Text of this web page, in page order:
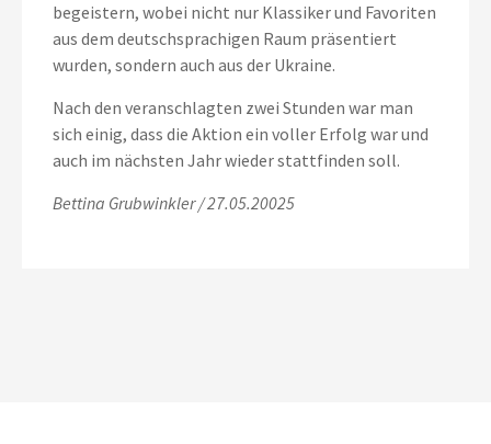
begeistern, wobei nicht nur Klassiker und Favoriten
aus dem deutschsprachigen Raum präsentiert
wurden, sondern auch aus der Ukraine.
Nach den veranschlagten zwei Stunden war man
sich einig, dass die Aktion ein voller Erfolg war und
auch im nächsten Jahr wieder stattfinden soll.
Bettina Grubwinkler / 27.05.20025